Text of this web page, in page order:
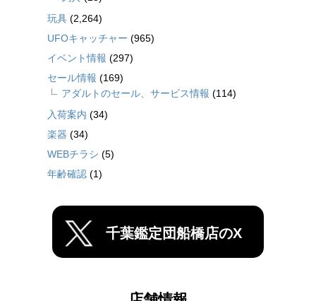
玩具 (2,264)
UFOキャッチャー (965)
イベント情報 (297)
セール情報 (169)
アダルトのセール、サービス情報 (114)
入荷案内 (34)
楽器 (34)
WEBチラシ (5)
年齢確認 (1)
千葉鑑定団船橋店のX